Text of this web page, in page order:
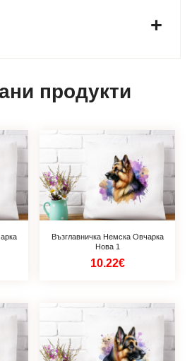
продукти
Възглавничка Немска Овчарка
Нова 1
10.22€